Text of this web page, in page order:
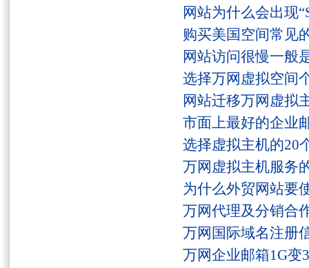
网站为什么会出现
购买美国空间常见
网站访问很慢一般
选择万网虚拟空间
网站迁移万网虚拟
市面上最好的企业
选择虚拟主机的20
万网虚拟主机服务
为什么外贸网站要
万网代理及分销合
万网国际域名注册
万网企业邮箱1G变